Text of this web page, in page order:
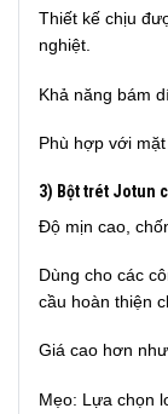
Thiết kế chịu
nghiệt.
Khả năng bám
Phù hợp với
3) Bột trét Jotun
Độ mịn cao,
Dùng cho các
cầu hoàn thiện
Giá cao hơn
Mẹo: Lựa chọn